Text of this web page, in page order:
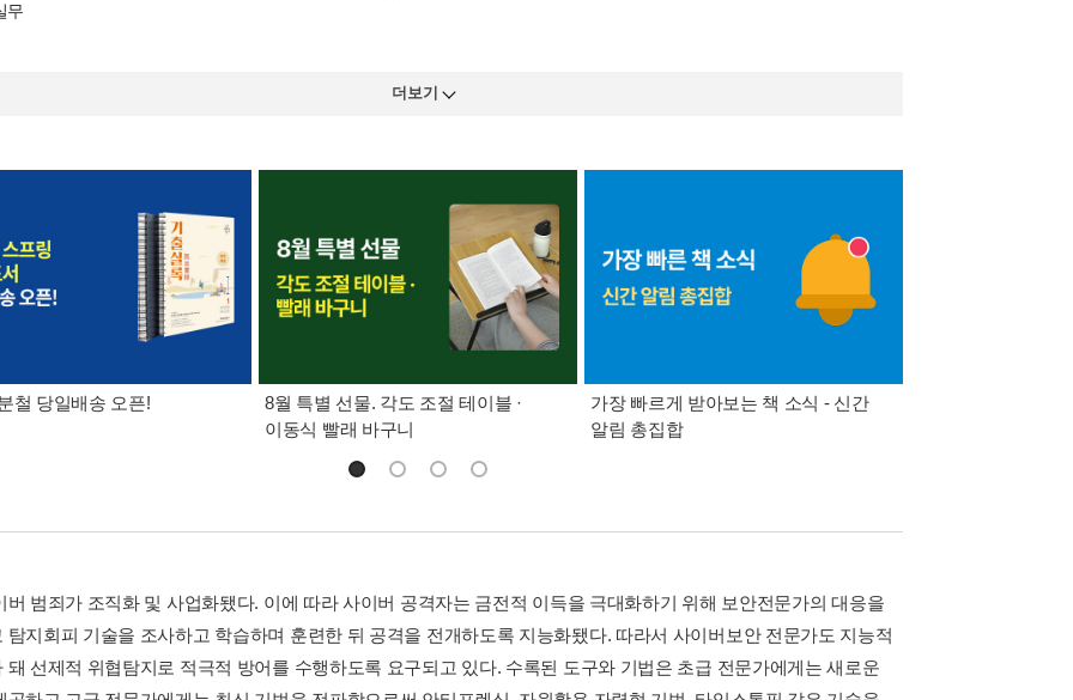
무
더보기
철 당일배송 오픈!
8월 특별 선물. 각도 조절 테이블 ·
이동식 빨래 바구니
가장 빠르게 받아보는 책 소식 - 신간
알림 총집합
버 범죄가 조직화 및 사업화됐다. 이에 따라 사이버 공격자는 금전적 이득을 극대화하기 위해 보안전문가의 대응을
탐지회피 기술을 조사하고 학습하며 훈련한 뒤 공격을 전개하도록 지능화됐다. 따라서 사이버보안 전문가도 지능적
돼 선제적 위협탐지로 적극적 방어를 수행하도록 요구되고 있다. 수록된 도구와 기법은 초급 전문가에게는 새로운